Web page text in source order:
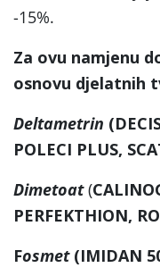
-15%.
Za ovu namjenu
osnovu djelatnih
Deltametrin
POLECI PLUS,
Dimetoat(
PERFEKTHION,
Fosmet (IMIDAN